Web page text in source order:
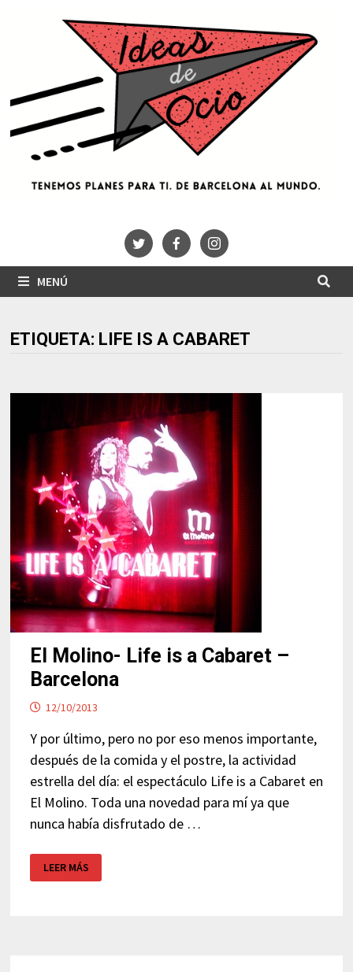
MENÚ
ETIQUETA: LIFE IS A CABARET
El Molino- Life is a Cabaret –
Barcelona
12/10/2013
Y por último, pero no por eso menos importante,
después de la comida y el postre, la actividad
estrella del día: el espectáculo Life is a Cabaret en
El Molino. Toda una novedad para mí ya que
nunca había disfrutado de …
MOLINO-
LIFE
LEER MÁS